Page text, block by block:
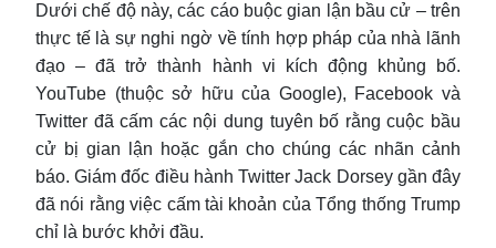
Dưới chế độ này, các cáo buộc gian lận bầu cử – trên
thực tế là sự nghi ngờ về tính hợp pháp của nhà lãnh
đạo – đã trở thành hành vi kích động khủng bố.
YouTube (thuộc sở hữu của Google), Facebook và
Twitter đã cấm các nội dung tuyên bố rằng cuộc bầu
cử bị gian lận hoặc gắn cho chúng các nhãn cảnh
báo. Giám đốc điều hành Twitter Jack Dorsey gần đây
đã nói rằng việc cấm tài khoản của Tổng thống Trump
chỉ là bước khởi đầu.